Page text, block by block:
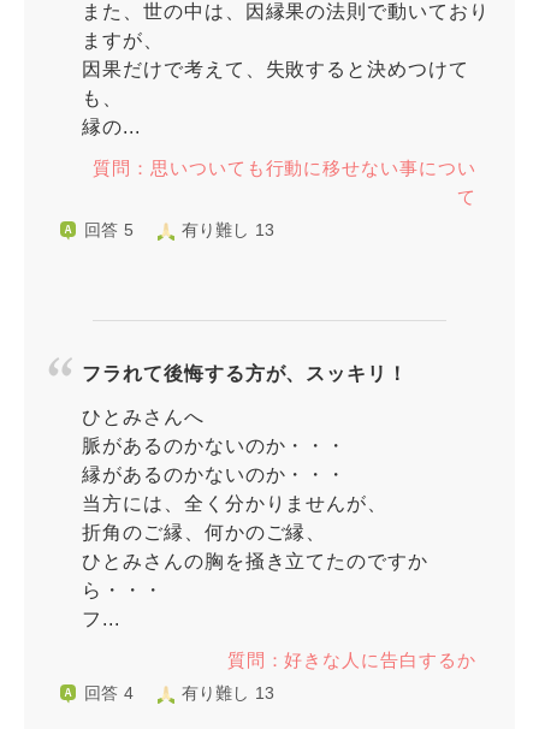
また、世の中は、因縁果の法則で動いており
ますが、
因果だけで考えて、失敗すると決めつけて
も、
縁の...
質問：思いついても行動に移せない事につい
て
回答 5 有り難し 13
フラれて後悔する方が、スッキリ！
ひとみさんへ
脈があるのかないのか・・・
縁があるのかないのか・・・
当方には、全く分かりませんが、
折角のご縁、何かのご縁、
ひとみさんの胸を掻き立てたのですか
ら・・・
フ...
質問：好きな人に告白するか
回答 4 有り難し 13